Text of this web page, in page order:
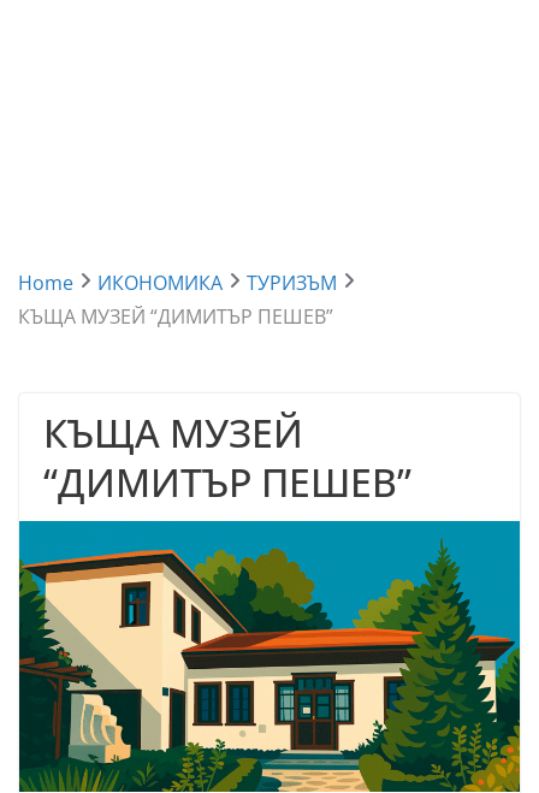
Home ИКОНОМИКА
ТУРИЗЪМ
КЪЩА МУЗЕЙ “ДИМИТЪР ПЕШЕВ”
КЪЩА МУЗЕЙ
“ДИМИТЪР ПЕШЕВ”